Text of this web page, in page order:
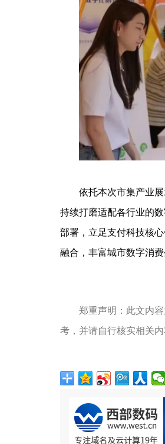
依托本次市集产业
持续打磨适配各行业的
部署，立足支付科技核
融合，丰富城市数字消
郑重声明：此文内
考，并请自行核实相关内